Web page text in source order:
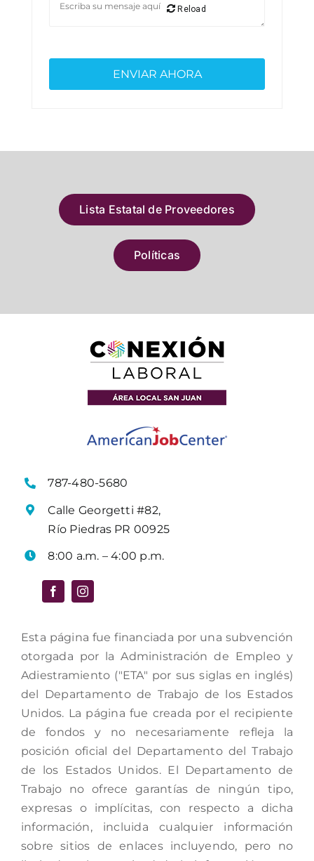
Reload
Lista Estatal de Proveedores
Políticas
787-480-5680
Calle Georgetti #82,
Río Piedras PR 00925
8:00 a.m. – 4:00 p.m.
Esta página fue financiada por una subvención
otorgada por la Administración de Empleo y
Adiestramiento ("ETA" por sus siglas en inglés)
del Departamento de Trabajo de los Estados
Unidos. La página fue creada por el recipiente
de fondos y no necesariamente refleja la
posición oficial del Departamento del Trabajo
de los Estados Unidos. El Departamento de
Trabajo no ofrece garantías de ningún tipo,
expresas o implícitas, con respecto a dicha
información, incluida cualquier información
sobre sitios de enlaces incluyendo, pero no